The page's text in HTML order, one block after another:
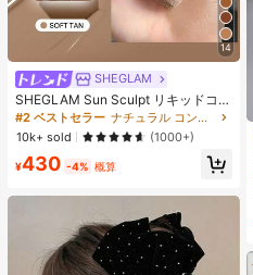
14
SHEGLAM
SHEGLAM Sun Sculpt リキッドコン
ター-Soft Tan ノーズシャドウ シェ
ーディング 女性と女の子のためのブ
ランドビューティーコスメメイクア
ップ
#2 ベストセラー
ナチュラル コントゥア＆ブロンザー
10k+ sold
(1000+)
¥430 -4% 概算